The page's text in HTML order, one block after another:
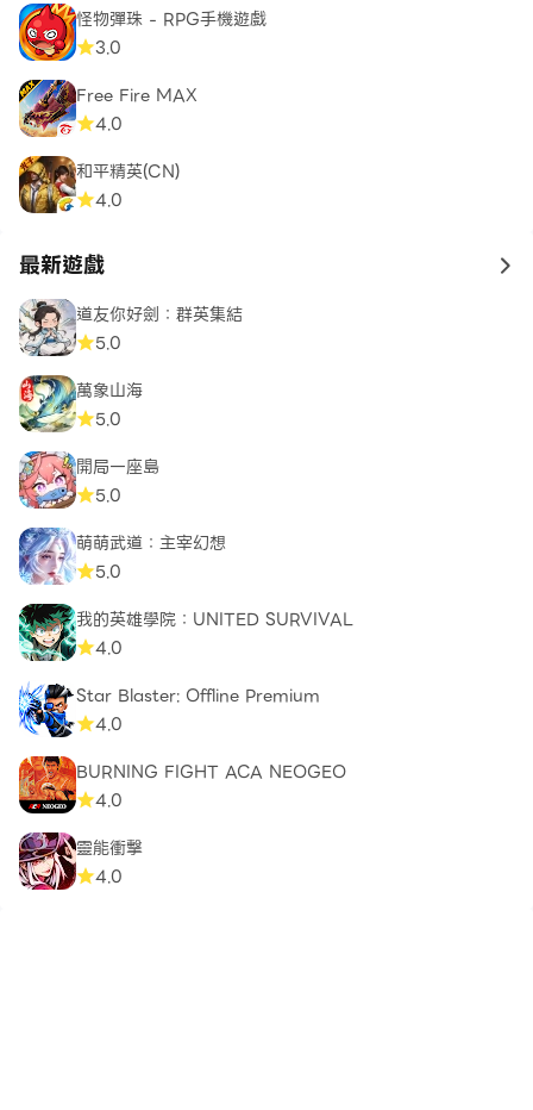
怪物彈珠 - RPG手機遊戲
3.0
Free Fire MAX
4.0
和平精英(CN)
4.0
最新遊戲 to
道友你好劍：群英集結
5.0
萬象山海
5.0
開局一座島
5.0
萌萌武道：主宰幻想
5.0
我的英雄學院：UNITED SURVIVAL
4.0
Star Blaster: Offline Premium
4.0
BURNING FIGHT ACA NEOGEO
4.0
靈能衝擊
4.0